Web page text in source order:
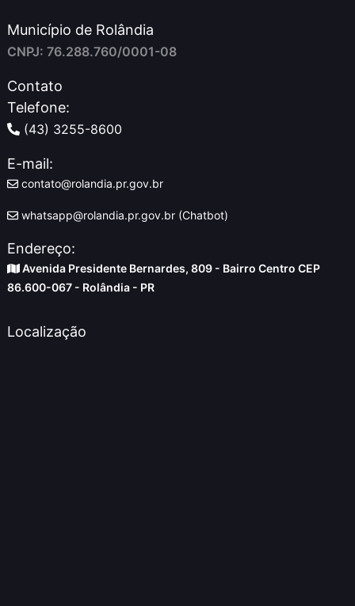
Município de Rolândia
CNPJ: 76.288.760/0001-08
Contato
Telefone:
(43) 3255-8600
E-mail:
contato@rolandia.pr.gov.br
whatsapp@rolandia.pr.gov.br (Chatbot)
Endereço:
Avenida Presidente Bernardes, 809 - Bairro Centro CEP
86.600-067 - Rolândia - PR
Localização